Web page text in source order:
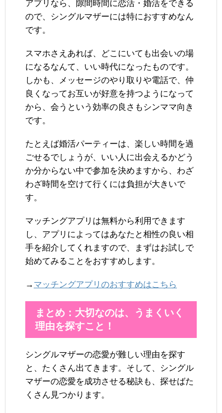
アプリなら、隙間時間に恋活・婚活をできる
ので、シングルマザーには特におすすめなん
です。
スマホさえあれば、どこにいても出会いの場
になるなんて、いい時代になったものです。
しかも、メッセージのやり取りや電話で、仲
良くなってお互いが好意を持つようになって
から、会うという効率の良さもシンママ向き
です。
たとえば婚活パーティーは、楽しい時間を過
ごせるでしょうが、いい人に出会えるかどう
か分からない中で参加を決めますから、わざ
わざ時間を空けて行くには負担が大きいで
す。
マッチングアプリは無料から利用できます
し、アプリによってはあなたと相性の良い相
手を紹介してくれますので、まずはお試しで
始めてみることをおすすめします。
→ マッチングアプリのおすすめはこちら
まとめ：大切なのは、うまくいく
理由を探すこと！
シングルマザーの恋愛が難しい理由を探す
と、たくさん出てきます。そして、シングル
マザーの恋愛を成功させる秘訣も、探せばた
くさん見つかります。